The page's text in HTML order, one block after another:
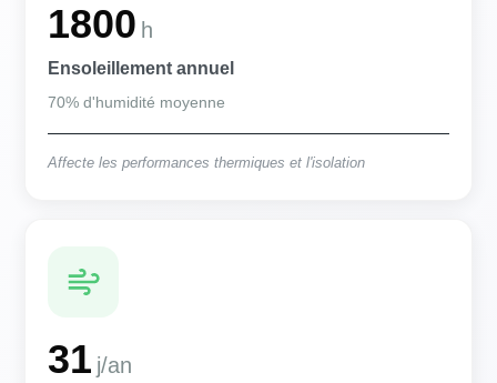
1800 h
Ensoleillement annuel
70% d'humidité moyenne
Affecte les performances thermiques et l'isolation
31 j/an